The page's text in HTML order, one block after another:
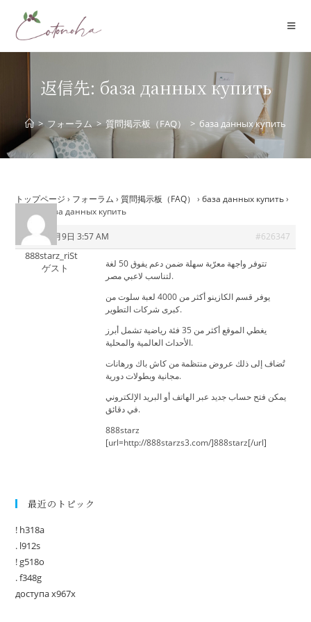
返信先: база данных купить
> フォーラム > 質問掲示板（FAQ） > база данных купить
トップページ › フォーラム › 質問掲示板（FAQ） › база данных купить ›
返信先: база данных купить
2026年7月9日 3:57 AM #626347
888starz_riSt
ゲスト
تتوفر واجهة معرّبة سهلة ضمن دعم يفوق 50 لغة
لتناسب لاعبي مصر.
يوفر قسم الكازينو أكثر من 4000 لعبة سلوت من
كبرى شركات التطوير.
يغطي الموقع أكثر من 35 فئة رياضية تشمل أبرز
الأحداث العالمية والمحلية.
تُضاف إلى ذلك عروض منتظمة من كاش باك ورهانات
مجانية وبطولات دورية.
يمكن فتح حساب جديد عبر الهاتف أو البريد الإلكتروني
في دقائق.
888starz
[url=http://888starzs3.com/]888starz[/url]
最近のトピック
! h318a
. l912s
! g518o
. f348g
доступа x967x